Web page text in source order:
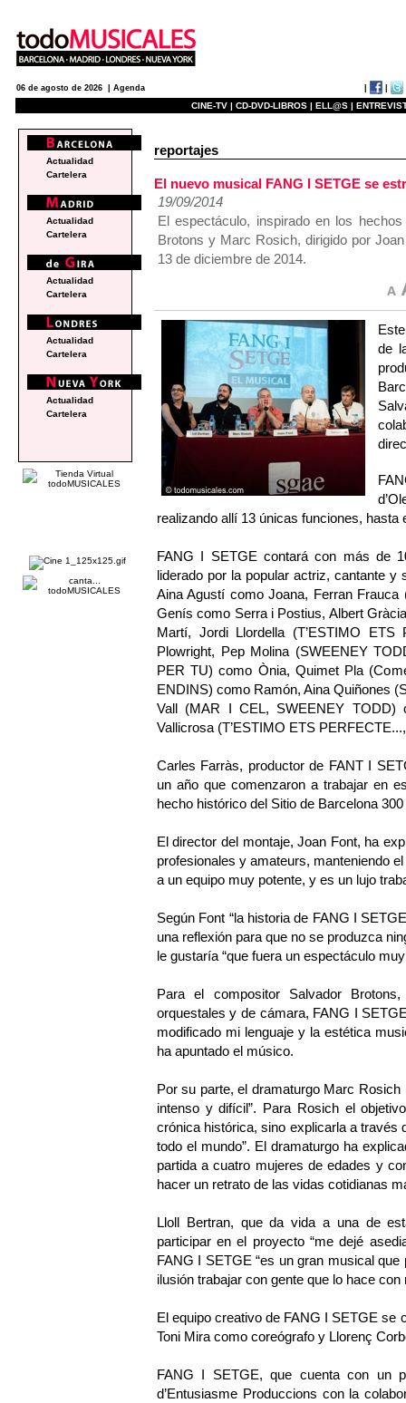
06 de agosto de 2026 | Agenda
CINE-TV | CD-DVD-LIBROS | ELL@S |
reportajes
El nuevo musical FANG I SETGE se
19/09/2014
El espectáculo, inspirado en los
Brotons y Marc Rosich, dirigido por
13 de diciembre de 2014.
de
realizando allí 13 únicas funciones, hasta
FANG I SETGE contará con más de
liderado por la popular actriz, cantante
Aina Agustí como Joana, Ferran
Genís como Serra i Postius, Albert
Martí, Jordi Llordella (T’ESTIMO
Plowright, Pep Molina (SWEENEY
PER TU) como Ònia, Quimet Pla
ENDINS) como Ramón, Aina Quiñones
Vall (MAR I CEL, SWEENEY TODD)
Vallicrosa (T’ESTIMO ETS
Carles Farràs, productor de FANT I
un año que comenzaron a trabajar en
hecho histórico del Sitio de Barcelona
El director del montaje, Joan Font, ha
profesionales y amateurs, manteniendo el
a un equipo muy potente, y es un lujo
Según Font “la historia de FANG I
una reflexión para que no se produzca
le gustaría “que fuera un espectáculo
Para el compositor Salvador
orquestales y de cámara, FANG I
modificado mi lenguaje y la estética
ha apuntado el músico.
Por su parte, el dramaturgo Marc
intenso y difícil”. Para Rosich el
crónica histórica, sino explicarla a través
todo el mundo”. El dramaturgo ha
partida a cuatro mujeres de edades y
hacer un retrato de las vidas cotidianas
Lloll Bertran, que da vida a una de
participar en el proyecto “me dejé
FANG I SETGE “es un gran musical
ilusión trabajar con gente que lo hace con
El equipo creativo de FANG I SETGE se
Toni Mira como coreógrafo y Llorenç
FANG I SETGE, que cuenta con un
d’Entusiasme Produccions con la
Actualidad
Cartelera
Actualidad
Cartelera
Actualidad
Cartelera
Actualidad
Cartelera
Actualidad
Cartelera